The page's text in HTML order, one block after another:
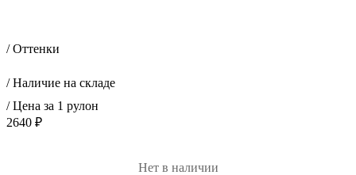
/ Оттенки
/ Наличие на складе
/ Цена за 1 рулон
2640 ₽
Нет в наличии